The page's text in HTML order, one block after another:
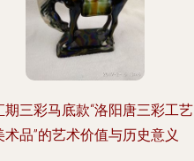
期三彩马底款“洛阳唐三彩工艺
术品”的艺术价值与历史意义